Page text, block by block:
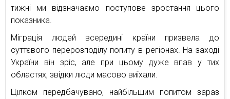
тижні ми відзначаємо поступове зростання цього
показника.
Міграція людей всередині країни призвела до
суттєвого перерозподілу попиту в регіонах. На заході
України він зріс, але при цьому дуже впав у тих
областях, звідки люди масово виїхали.
Цілком передбачувано, найбільшим попитом зараз